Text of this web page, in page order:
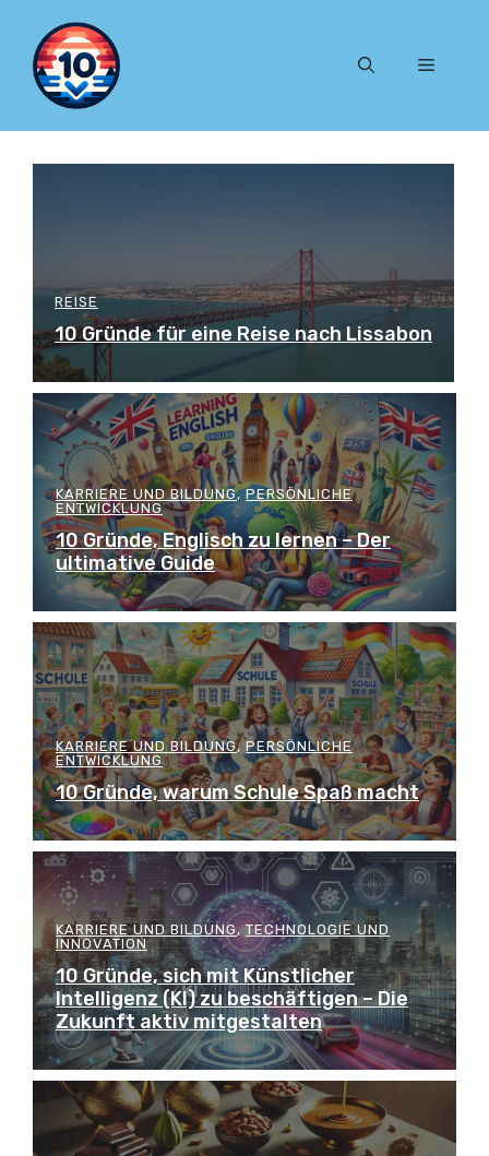
Inhalt
springen
Menü
REISE
10 Gründe für eine Reise nach Lissabon
KARRIERE UND BILDUNG,PERSÖNLICHE
ENTWICKLUNG
10 Gründe, Englisch zu lernen – Der
ultimative Guide
KARRIERE UND BILDUNG, PERSÖNLICHE
ENTWICKLUNG
10 Gründe, warum Schule Spaß macht
KARRIERE UND BILDUNG,TECHNOLOGIE UND
INNOVATION
10 Gründe, sich mit Künstlicher
Intelligenz (KI) zu beschäftigen – Die
Zukunft aktiv mitgestalten